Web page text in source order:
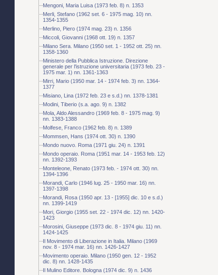
Mengoni, Maria Luisa (1973 feb. 8) n. 1353
Merli, Stefano (1962 set. 6 - 1975 mag. 10) nn.
1354-1355
Merlino, Piero (1974 mag. 23) n. 1356
Miccoli, Giovanni (1968 ott. 19) n. 1357
Milano Sera. Milano (1950 set. 1 - 1952 ott. 25) nn.
1358-1360
Ministero della Pubblica Istruzione. Direzione
generale per l'istruzione universitaria (1973 feb. 23 -
1975 mar. 1) nn. 1361-1363
Mirri, Mario (1950 mar. 14 - 1974 feb. 3) nn. 1364-
1377
Misiano, Lina (1972 feb. 23 e s.d.) nn. 1378-1381
Modini, Tiberio (s.a. ago. 9) n. 1382
Mola, Aldo Alessandro (1969 feb. 8 - 1975 mag. 9)
nn. 1383-1388
Molfese, Franco (1962 feb. 8) n. 1389
Mommsen, Hans (1974 ott. 30) n. 1390
Mondo nuovo. Roma (1971 giu. 24) n. 1391
Mondo operaio. Roma (1951 mar. 14 - 1953 feb. 12)
nn. 1392-1393
Monteleone, Renato (1973 feb. - 1974 ott. 30) nn.
1394-1396
Morandi, Carlo (1946 lug. 25 - 1950 mar. 16) nn.
1397-1398
Morandi, Rosa (1950 apr. 13 - [1955] dic. 10 e s.d.)
nn. 1399-1419
Mori, Giorgio (1955 set. 22 - 1974 dic. 12) nn. 1420-
1423
Morosini, Giuseppe (1973 dic. 8 - 1974 giu. 11) nn.
1424-1425
Il Movimento di Liberazione in Italia. Milano (1969
nov. 8 - 1974 mar. 16) nn. 1426-1427
Movimento operaio. Milano (1950 gen. 12 - 1952
dic. 8) nn. 1428-1435
Il Mulino Editore. Bologna (1974 dic. 9) n. 1436